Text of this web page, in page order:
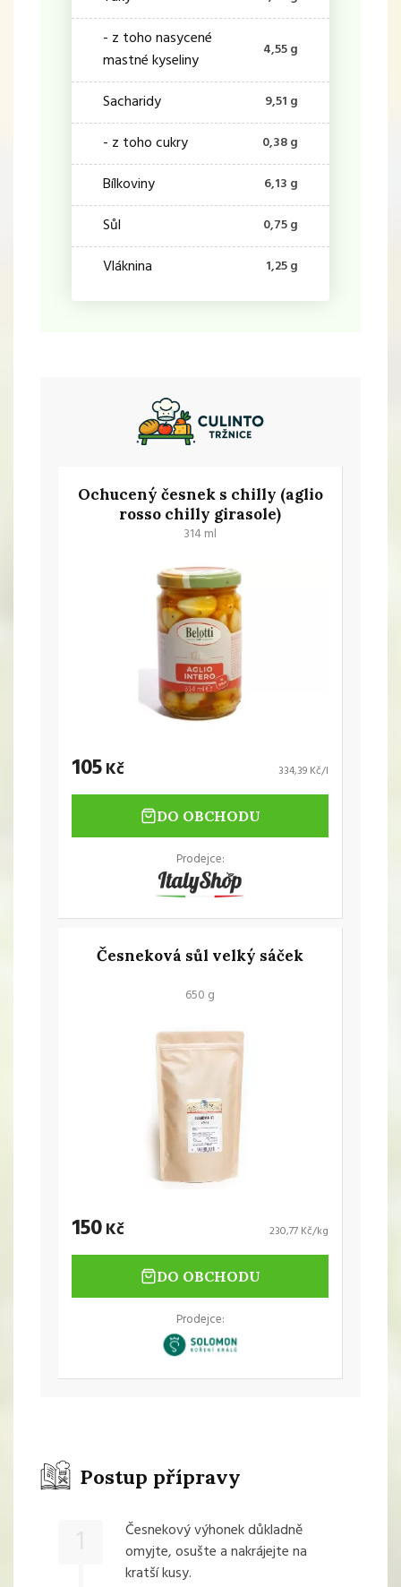
- z toho nasycené
mastné kyseliny
4,55 g
Sacharidy 9,51 g
- z toho cukry 0,38 g
Bílkoviny 6,13 g
Sůl 0,75 g
Vláknina 1,25 g
Ochucený česnek s chilly (aglio
rosso chilly girasole)
314 ml
105Kč 334,39 Kč/l
DO OBCHODU
Prodejce:
Česneková sůl velký sáček
650 g
150Kč 230,77 Kč/kg
DO OBCHODU
Prodejce:
Postup přípravy
Česnekový výhonek důkladně
omyjte, osušte a nakrájejte na
kratší kusy.